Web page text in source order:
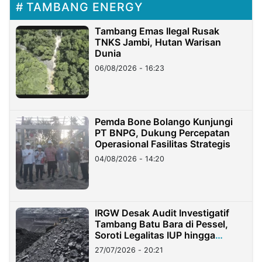
TAMBANG ENERGY
Tambang Emas Ilegal Rusak
TNKS Jambi, Hutan Warisan
Dunia
06/08/2026 - 16:23
Pemda Bone Bolango Kunjungi
PT BNPG, Dukung Percepatan
Operasional Fasilitas Strategis
04/08/2026 - 14:20
IRGW Desak Audit Investigatif
Tambang Batu Bara di Pessel,
Soroti Legalitas IUP hingga
Stockpile
27/07/2026 - 20:21